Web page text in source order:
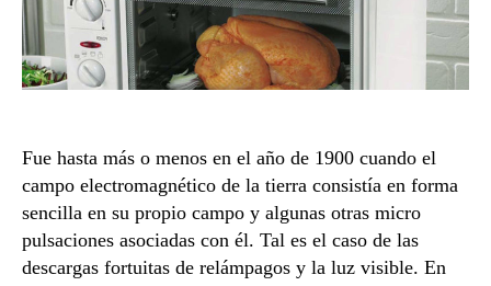
Fue hasta más o menos en el año de 1900 cuando el
campo electromagnético de la tierra consistía en forma
sencilla en su propio campo y algunas otras micro
pulsaciones asociadas con él. Tal es el caso de las
descargas fortuitas de relámpagos y la luz visible. En